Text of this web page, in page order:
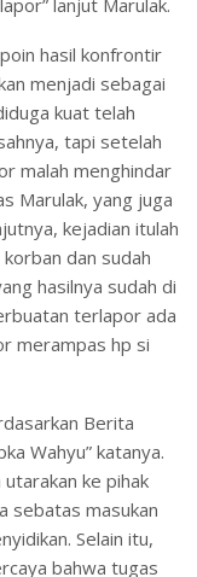
hasil konfrontir
menjadi sebagai
kuat telah
tapi setelah
malah menghindar
Marulak, yang juga
kejadian itulah
dan sudah
hasilnya sudah di
terlapor ada
merampas hp si
Berita
Wahyu” katanya.
ke pihak
sebatas masukan
Selain itu,
bahwa tugas